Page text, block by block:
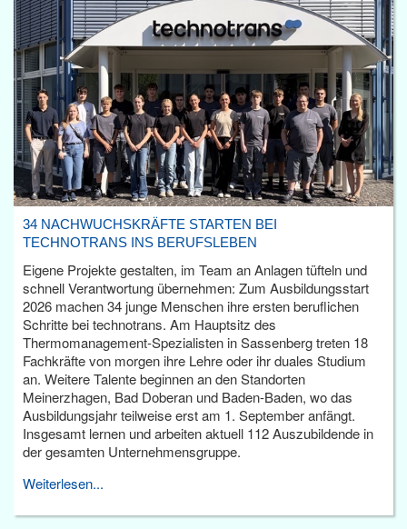
34 NACHWUCHSKRÄFTE STARTEN BEI
TECHNOTRANS INS BERUFSLEBEN
Eigene Projekte gestalten, im Team an Anlagen tüfteln und
schnell Verantwortung übernehmen: Zum Ausbildungsstart
2026 machen 34 junge Menschen ihre ersten beruflichen
Schritte bei technotrans. Am Hauptsitz des
Thermomanagement-Spezialisten in Sassenberg treten 18
Fachkräfte von morgen ihre Lehre oder ihr duales Studium
an. Weitere Talente beginnen an den Standorten
Meinerzhagen, Bad Doberan und Baden-Baden, wo das
Ausbildungsjahr teilweise erst am 1. September anfängt.
Insgesamt lernen und arbeiten aktuell 112 Auszubildende in
der gesamten Unternehmensgruppe.
Weiterlesen...